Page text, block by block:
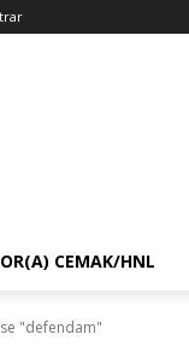
CEMAK/HNL
"defendam"